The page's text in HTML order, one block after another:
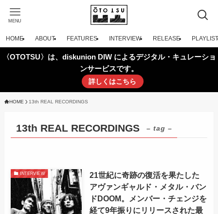
MENU
HOME ABOUT FEATURES INTERVIEW RELEASE PLAYLIST
〈OTOTSU〉は、diskunion DIW によるデジタル・キュレーショ
ンサービスです。
詳しくはこちら
HOME 13th REAL RECORDINGS
13th REAL RECORDINGS – tag –
INTERVIEW
21世紀に奇跡の復活を果たした
アヴァンギャルド・メタル・バン
ドDOOM。メンバー・チェンジを
経て9年振りにリリースされた最